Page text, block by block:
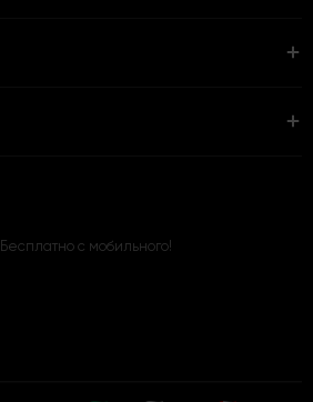
Бесплатно с мобильного!